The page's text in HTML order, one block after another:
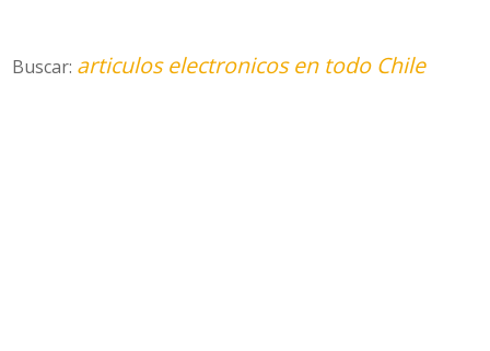
Buscar: articulos electronicos en todo Chile